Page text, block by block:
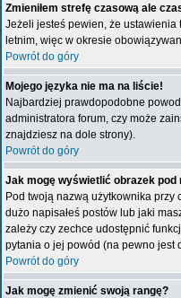
Zmieniłem strefę czasową ale
Jeżeli jesteś pewien, że ustawienia
letnim, więc w okresie
Powrót do góry
Mojego języka nie ma na liście!
Najbardziej prawdopodobne
administratora forum, czy może
znajdziesz na dole strony).
Powrót do góry
Jak mogę wyświetlić obrazek pod
Pod twoją nazwą użytkownika
dużo napisałeś postów lub jaki
zależy czy zechce udostępnić
pytania o jej powód (na pewno jest
Powrót do góry
Jak mogę zmienić swoją rangę?